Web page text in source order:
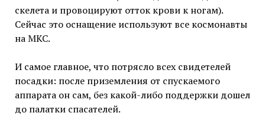
скелета и провоцируют отток крови к ногам).
Сейчас это оснащение используют все космонавты
на МКС.
И самое главное, что потрясло всех свидетелей
посадки: после приземления от спускаемого
аппарата он сам, без какой-либо поддержки дошел
до палатки спасателей.